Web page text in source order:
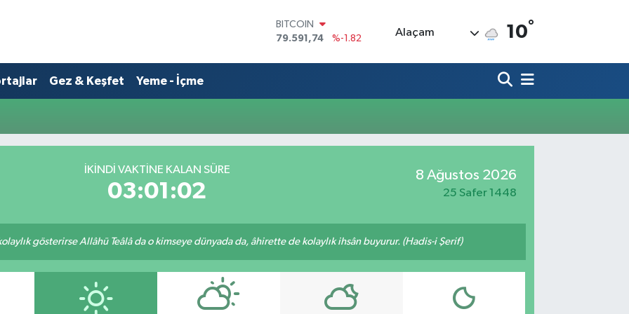
BITCOIN
79.591,74
%-1.82
G.ALTIN
Alaçam 10°
Gez & Keşfet Yeme - İçme
İKINDI VAKTİNE KALAN SÜRE
03:01:02
8 Ağustos 2026
25 Safer 1448
gösterirse Allâhü Teâlâ da o kimseye dünyada da, âhirette de kolaylık ihsân buyurur. (Hadis-i Şerif)